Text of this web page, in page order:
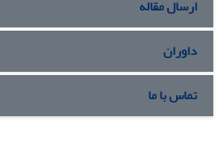
ارسال مقاله
داوران
تماس با ما